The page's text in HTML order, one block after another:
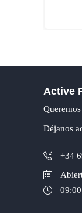
Active
Déjanos
+34